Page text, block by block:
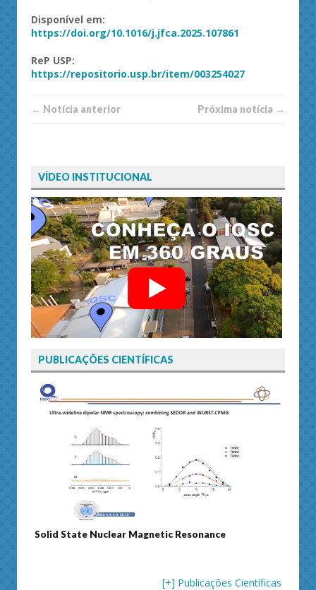
Disponível em:
https://doi.org/10.1016/j.jfca.2025.107861
ReP USP:
https://repositorio.usp.br/item/003254027
← Notí­cia anterior Próxima notí­­cia →
VÍDEO INSTITUCIONAL
PUBLICAÇÕES CIENTÍFICAS
Solid State Nuclear Magnetic Resonance
[+] Publicações Científicas